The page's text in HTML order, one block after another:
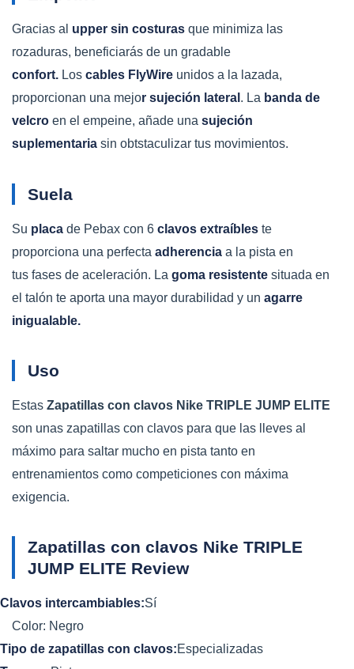
Gracias al upper sin costuras que minimiza las
rozaduras, beneficiarás de un gradable
confort. Los cables FlyWire unidos a la lazada,
proporcionan una mejor sujeción lateral . La banda de
velcro en el empeine, añade una sujeción
suplementaria sin obtstaculizar tus movimientos.
Suela
Su placa de Pebax con 6 clavos extraíbles te
proporciona una perfecta adherencia a la pista en
tus fases de aceleración. La goma resistente situada en
el talón te aporta una mayor durabilidad y un agarre
inigualable.
Uso
Estas Zapatillas con clavos Nike TRIPLE JUMP ELITE
son unas zapatillas con clavos para que las lleves al
máximo para saltar mucho en pista tanto en
entrenamientos como competiciones con máxima
exigencia.
Zapatillas con clavos Nike TRIPLE
JUMP ELITE Review
Clavos intercambiables:Sí
Color: Negro
Tipo de zapatillas con clavos:Especializadas